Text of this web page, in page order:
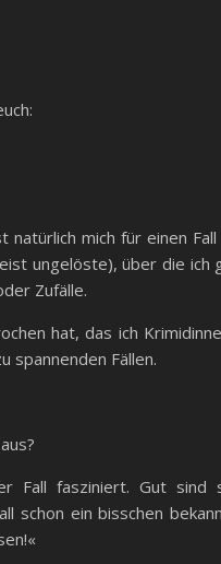
natürlich mich für einen
ungelöste), über die ich
Zufälle.
hat, das ich
spannenden Fällen.
Fall fasziniert. Gut
schon ein bisschen